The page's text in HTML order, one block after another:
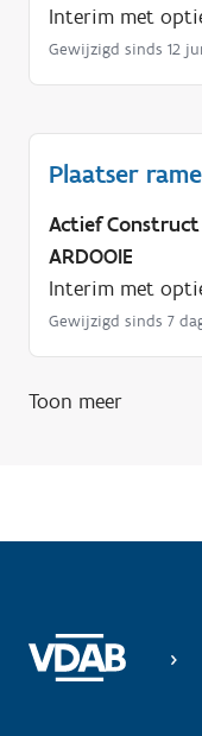
Interim met
Gewijzigd sinds 12
Plaatser
Actief
ARDOOIE
Interim met
Gewijzigd sinds 7
Toon meer